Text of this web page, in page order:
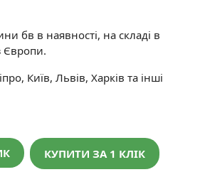
бв в наявності, на складі в
Європи.
Київ, Львів, Харків та інші
КУПИТИ ЗА 1 КЛIК